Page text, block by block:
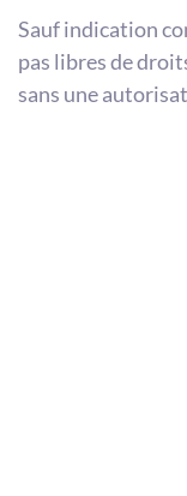
Sauf indication
pas libres de
sans une